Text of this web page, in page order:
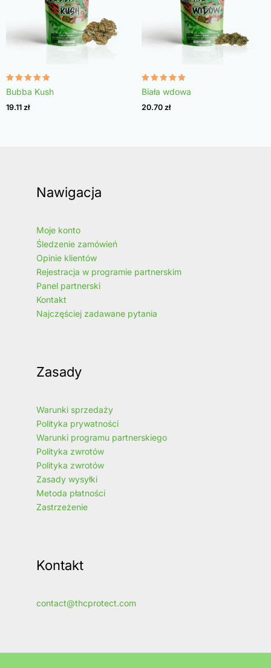
Oceniono
4.96
na 5
Bubba Kush
19.11 zł
Oceniono
4.97
na 5
Biała wdowa
20.70 zł
Nawigacja
Moje konto
Śledzenie zamówień
Opinie klientów
Rejestracja w programie partnerskim
Panel partnerski
Kontakt
Najczęściej zadawane pytania
Zasady
Warunki sprzedaży
Polityka prywatności
Warunki programu partnerskiego
Polityka zwrotów
Polityka zwrotów
Zasady wysyłki
Metoda płatności
Zastrzeżenie
Kontakt
contact@thcprotect.com